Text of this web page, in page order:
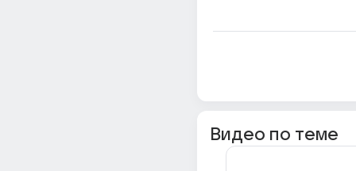
Видео по теме